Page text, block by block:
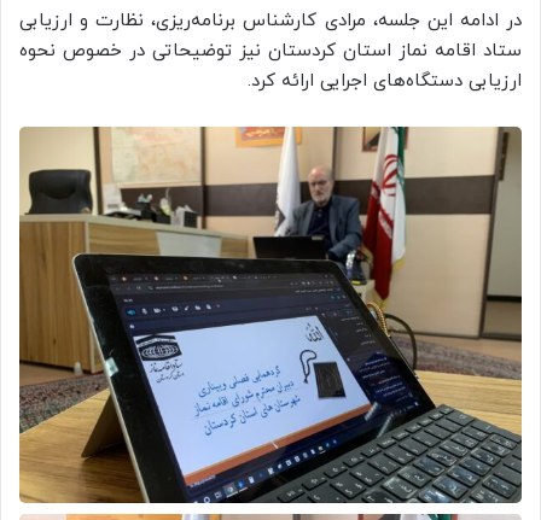
در ادامه این جلسه، مرادی کارشناس برنامه‌ریزی، نظارت و ارزیابی
ستاد اقامه نماز استان کردستان نیز توضیحاتی در خصوص نحوه
ارزیابی دستگاه‌های اجرایی ارائه کرد.